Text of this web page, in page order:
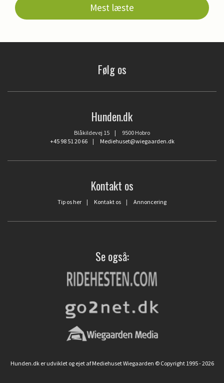
Mest læste
Følg os
Hunden.dk
Blåkildevej 15 | 9500 Hobro
+45 98 51 20 66| Mediehuset@wiegaarden.dk
Kontakt os
Tip os her | Kontakt os | Annoncering
Se også:
Hunden.dk er udviklet og ejet af Mediehuset Wiegaarden © Copyright 1995 - 2026